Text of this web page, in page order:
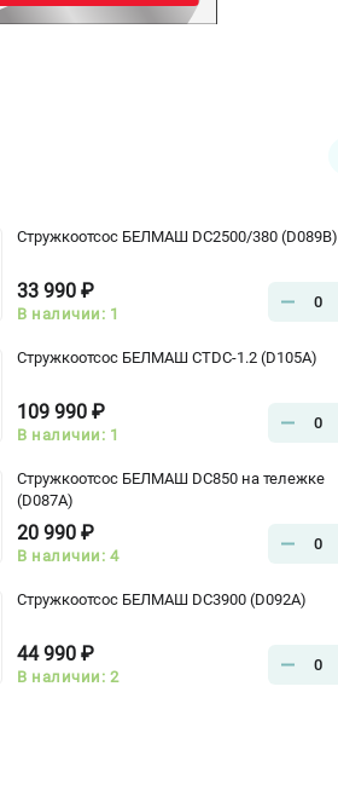
Стружкоотсос БЕЛМАШ DC2500/380 (D089B)
33 990 ₽
В наличии: 1
0
Стружкоотсос БЕЛМАШ CTDC-1.2 (D105A)
109 990 ₽
В наличии: 1
0
Стружкоотсос БЕЛМАШ DC850 на тележке
(D087A)
20 990 ₽
В наличии: 4
0
Стружкоотсос БЕЛМАШ DC3900 (D092A)
44 990 ₽
В наличии: 2
0